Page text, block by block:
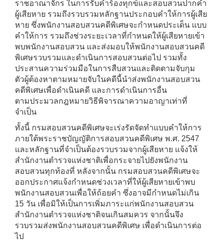
ราชอาณาจักร ในการรับคำร้องทุกข์และสอบสวนปากคำ
ผู้เสียหาย รวมถึงรวบรวมหลักฐานประกอบคำให้การผู้เสีย
หาย ซึ่งพนักงานสอบสวนคดีพิเศษจะกำหนดประเด็น แบบ
คำให้การ รวมถึงช่วงระยะเวลาที่กำหนดให้ผู้เสียหายเข้า
พบพนักงานสอบสวน และส่งมอบให้พนักงานสอบสวนคดี
พิเศษรวบรวมและดำเนินการสอบสวนต่อไป รวมทั้ง
ประสานความร่วมมือในการสืบสวนและติดตามจับกุม
ตัวผู้ต้องหาตามหมายจับในคดีนี้นำส่งพนักงานสอบสวน
คดีพิเศษเพื่อดำเนินคดี และการดำเนินการอื่น
ตามประมวลกฎหมายวิธีพิจารณาความอาญาเท่าที่
จำเป็น
ทั้งนี้ กรมสอบสวนคดีพิเศษจะเร่งรัดจัดทำแบบคำให้การ
ภายใต้พระราชบัญญัติการสอบสวนคดีพิเศษ พ.ศ. 2547
และหลักฐานที่จำเป็นต้องรวบรวมจากผู้เสียหาย แจ้งให้
สำนักงานตำรวจแห่งชาติเพื่อกระจายไปยังพนักงาน
สอบสวนทุกท้องที่ หลังจากนั้น กรมสอบสวนคดีพิเศษจะ
ออกประกาศแจ้งกำหนดช่วงเวลาที่ให้ผู้เสียหายเข้าพบ
พนักงานสอบสวนเพื่อให้ถ้อยคำ ซึ่งอาจมีกำหนดไม่เกิน
15 วัน เพื่อมิให้เป็นการเพิ่มภาระแก่พนักงานสอบสวน
สำนักงานตำรวจแห่งชาติจนเกินสมควร จากนั้นจึง
รวบรวมส่งพนักงานสอบสวนคดีพิเศษ เพื่อดำเนินการต่อ
ไป